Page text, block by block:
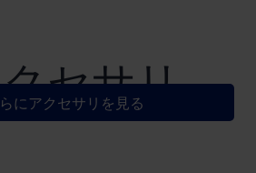
セサリ
にアクセサリを見る